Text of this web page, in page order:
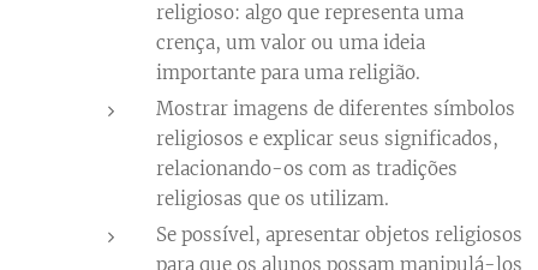
religioso: algo que representa uma
crença, um valor ou uma ideia
importante para uma religião.
Mostrar imagens de diferentes símbolos
religiosos e explicar seus significados,
relacionando-os com as tradições
religiosas que os utilizam.
Se possível, apresentar objetos religiosos
para que os alunos possam manipulá-los